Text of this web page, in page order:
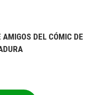
DEL CÓMIC DE